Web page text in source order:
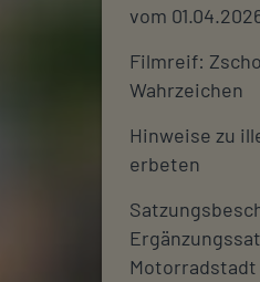
vom
Filmreif:
Wahrzeichen
Hinweise zu
erbeten
Motorradstadt